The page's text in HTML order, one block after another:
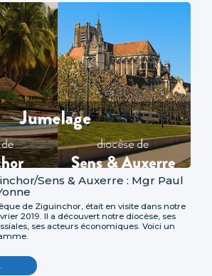
Sens & Auxerre : Mgr Paul
de Ziguinchor, était en visite dans notre
2019. Il a découvert notre diocèse, ses
ses acteurs économiques. Voici un